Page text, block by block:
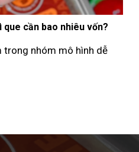
hè từ A–Z hiệu quả nhất
mô hình bán bánh mì